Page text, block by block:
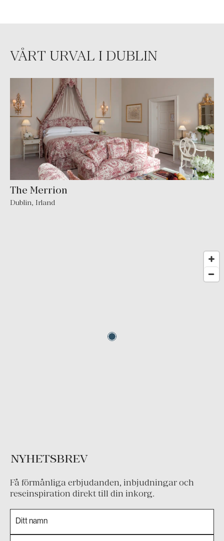
VÅRT URVAL I DUBLIN
The Merrion
Dublin, Irland
NYHETSBREV
Få förmånliga erbjudanden, inbjudningar och
reseinspiration direkt till din inkorg.